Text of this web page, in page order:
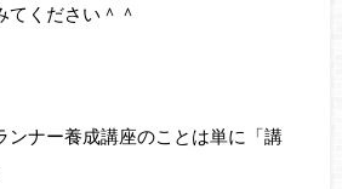
てください＾＾
ナー養成講座のことは単に「講